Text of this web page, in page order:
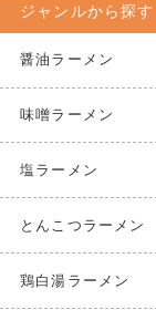
ジャンルから探す
醤油ラーメン
味噌ラーメン
塩ラーメン
とんこつラーメン
鶏白湯ラーメン